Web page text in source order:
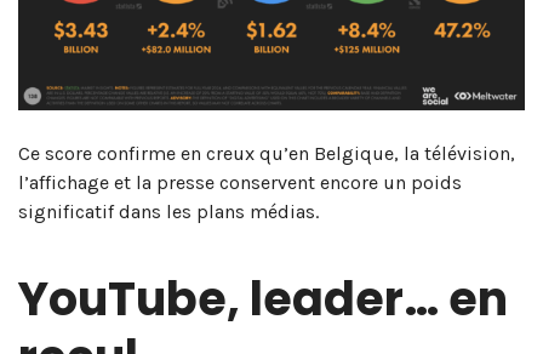
Ce score confirme en creux qu’en Belgique, la télévision,
l’affichage et la presse conservent encore un poids
significatif dans les plans médias.
YouTube, leader… en